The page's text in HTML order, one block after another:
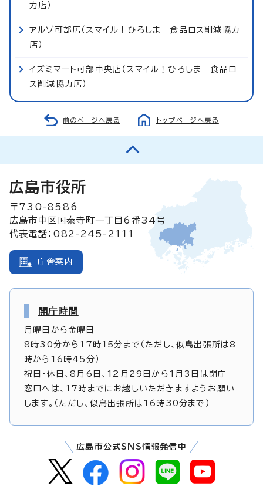
力店）
アルゾ可部店（スマイル！ひろしま 食品ロス削減協力
店）
イズミマート可部中央店（スマイル！ひろしま 食品ロ
ス削減協力店）
前のページへ戻る トップページへ戻る
広島市役所
〒730-8586
広島市中区国泰寺町一丁目6番34号
代表電話：082-245-2111
庁舎案内
開庁時間
月曜日から金曜日
8時30分から17時15分まで（ただし、似島出張所は8
時から16時45分）
祝日・休日、8月6日、12月29日から1月3日は閉庁
窓口へは、17時までにお越しいただきますようお願い
します。（ただし、似島出張所は16時30分まで）
広島市公式SNS情報発信中